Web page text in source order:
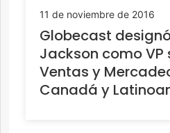
11 de noviembre de 2016
Globecast
Jackson como VP
Ventas y
Canadá y